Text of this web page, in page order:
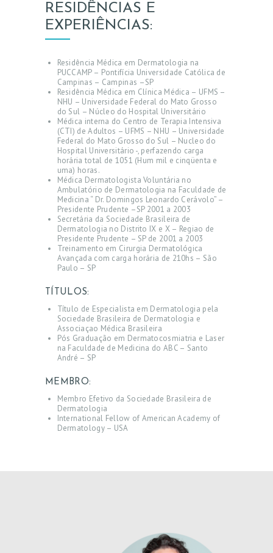
ÁREAS DE ATUAÇÃO
RESIDÊNCIAS E
EXPERIÊNCIAS:
Residência Médica em Dermatologia na
PUCCAMP – Pontifícia Universidade Católica de
Campinas – Campinas –SP
Residência Médica em Clínica Médica – UFMS –
NHU – Universidade Federal do Mato Grosso
do Sul – Núcleo do Hospital Universitário
Médica interna do Centro de Terapia Intensiva
(CTI) de Adultos – UFMS – NHU – Universidade
Federal do Mato Grosso do Sul – Nucleo do
Hospital Universitário -, perfazendo carga
horária total de 1051 (Hum mil e cinqüenta e
uma) horas.
Médica Dermatologista Voluntária no
Ambulatório de Dermatologia na Faculdade de
Medicina “ Dr. Domingos Leonardo Cerávolo” –
Presidente Prudente –SP 2001 a 2003
Secretária da Sociedade Brasileira de
Dermatologia no Distrito IX e X – Regiao de
Presidente Prudente – SP de 2001 a 2003
Treinamento em Cirurgia Dermatológica
Avançada com carga horária de 210hs – São
Paulo – SP
TÍTULOS:
Título de Especialista em Dermatologia pela
Sociedade Brasileira de Dermatologia e
Associaçao Médica Brasileira
Pós Graduação em Dermatocosmiatria e Laser
na Faculdade de Medicina do ABC – Santo
André – SP
MEMBRO:
Membro Efetivo da Sociedade Brasileira de
Dermatologia
International Fellow of American Academy of
Dermatology – USA